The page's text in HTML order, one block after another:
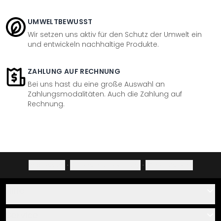
UMWELTBEWUSST
Wir setzen uns aktiv für den Schutz der Umwelt ein
und entwickeln nachhaltige Produkte.
ZAHLUNG AUF RECHNUNG
Bei uns hast du eine große Auswahl an
Zahlungsmodalitäten. Auch die Zahlung auf
Rechnung.
· ·